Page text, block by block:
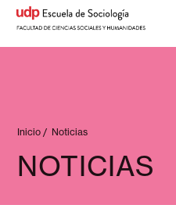
Inicio / Noticias
NOTICIAS